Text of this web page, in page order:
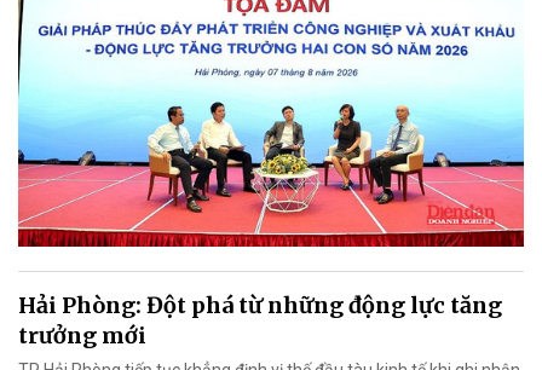
Hải Phòng: Đột phá từ những động lực tăng
trưởng mới